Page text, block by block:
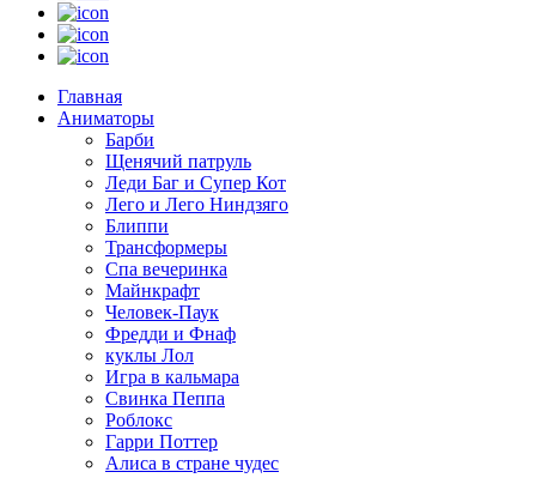
Главная
Аниматоры
Барби
Щенячий патруль
Леди Баг и Супер Кот
Лего и Лего Ниндзяго
Блиппи
Трансформеры
Спа вечеринка
Майнкрафт
Человек-Паук
Фредди и Фнаф
куклы Лол
Игра в кальмара
Свинка Пеппа
Роблокс
Гарри Поттер
Алиса в стране чудес